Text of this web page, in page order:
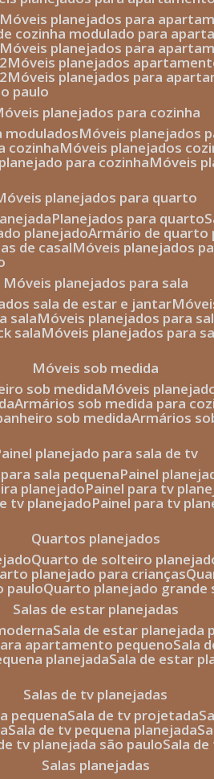
móveis planejados para
cozinha modulado para
móveis planejados para
móveis planejados
móveis planejados para
paulo
móveis planejados para cozinha
modulados móveis planejados
cozinha móveis planejados
para cozinha móveis
móveis planejados para quarto
planejados para quarto
planejado armário de
de casal móveis planejados
móveis planejados para sala
sala de estar e jantar
sala móveis planejados para
sala móveis planejados para
móveis sob medida
sob medida móveis
armários sob medida para
sob medida armários
painel planejado para sala de tv
sala pequena painel
planejado painel para tv
tv planejado painel para tv
quartos planejados
quarto de solteiro
planejado para crianças
paulo
quarto planejado grande
salas de estar planejadas
sala de estar planejada
apartamento pequeno sala
planejada sala de estar
salas de tv planejadas
pequena sala de tv projetada
sala de tv pequena planejada
de tv planejada são paulo sala
salas planejadas